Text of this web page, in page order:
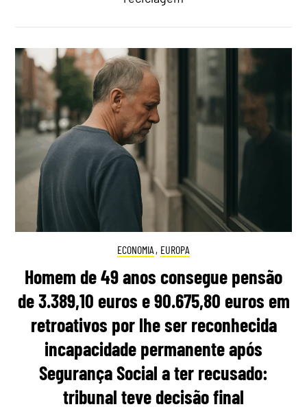
ECONOMIA , EUROPA
Homem de 49 anos consegue pensão
de 3.389,10 euros e 90.675,80 euros em
retroativos por lhe ser reconhecida
incapacidade permanente após
Segurança Social a ter recusado:
tribunal teve decisão final